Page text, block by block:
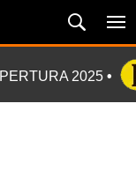
2025